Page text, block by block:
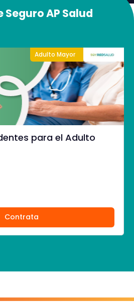
Seguro AP Salud
Adulto Mayor
para el Adulto
Contrata